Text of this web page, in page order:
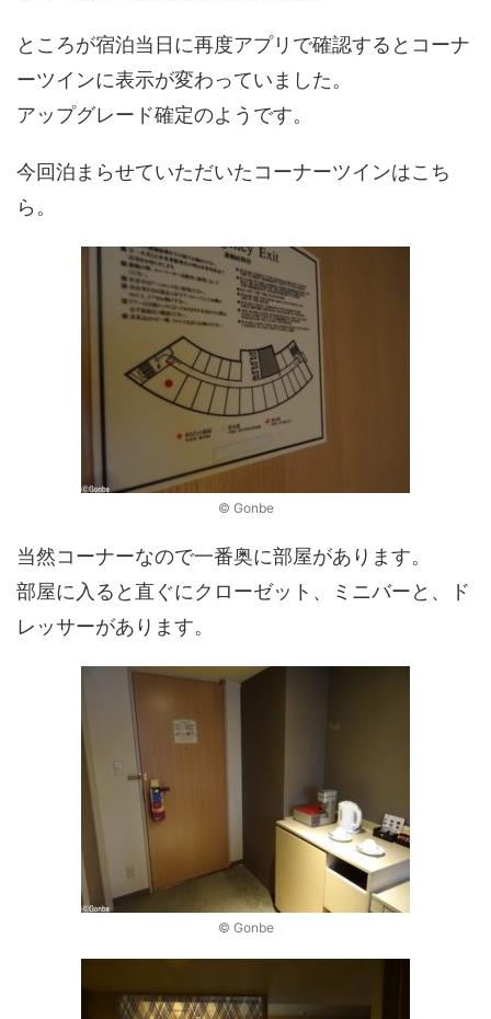
ところが宿泊当日に再度アプリで確認するとコーナ
ーツインに表示が変わっていました。
アップグレード確定のようです。
今回泊まらせていただいたコーナーツインはこち
ら。
© Gonbe
当然コーナーなので一番奥に部屋があります。
部屋に入ると直ぐにクローゼット、ミニバーと、ド
レッサーがあります。
© Gonbe